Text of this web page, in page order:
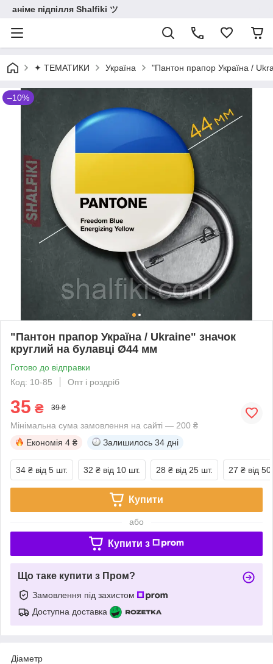
аніме підпілля Shalfiki ツ
✦ ТЕМАТИКИ Україна "Пантон прапор Україна /
–10%
"Пантон прапор Україна / Ukraine" значок
круглий на булавці Ø44 мм
Готово до відправки
Код: 10-85
Опт і роздріб
35 ₴ 39 ₴
Мінімальна сума замовлення на сайті — 200 ₴
Економія 4 ₴ Залишилось 34 дні
34 ₴ від 5 шт. 32 ₴ від 10 шт. 28 ₴ від 25 шт. 27 ₴ від
Купити
або
Купити з
Що таке купити з Пром?
Замовлення під захистом
Доступна доставка
Діаметр